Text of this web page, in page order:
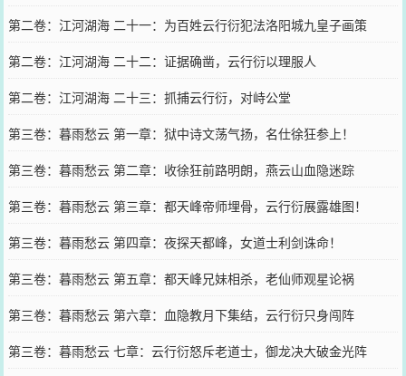
第二卷：江河湖海 二十一：为百姓云行衍犯法洛阳城九皇子画策
第二卷：江河湖海 二十二：证据确凿，云行衍以理服人
第二卷：江河湖海 二十三：抓捕云行衍，对峙公堂
第三卷：暮雨愁云 第一章：狱中诗文荡气扬，名仕徐狂参上！
第三卷：暮雨愁云 第二章：收徐狂前路明朗，燕云山血隐迷踪
第三卷：暮雨愁云 第三章：都天峰帝师埋骨，云行衍展露雄图！
第三卷：暮雨愁云 第四章：夜探天都峰，女道士利剑诛命！
第三卷：暮雨愁云 第五章：都天峰兄妹相杀，老仙师观星论祸
第三卷：暮雨愁云 第六章：血隐教月下集结，云行衍只身闯阵
第三卷：暮雨愁云 七章：云行衍怒斥老道士，御龙决大破金光阵